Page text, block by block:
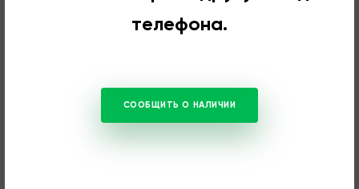
телефона.
СООБЩИТЬ О НАЛИЧИИ